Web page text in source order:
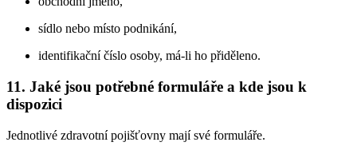
sídlo nebo místo podnikání,
identifikační číslo osoby, má-li ho přiděleno.
11. Jaké jsou potřebné formuláře a kde jsou k
dispozici
Jednotlivé zdravotní pojišťovny mají své formuláře.